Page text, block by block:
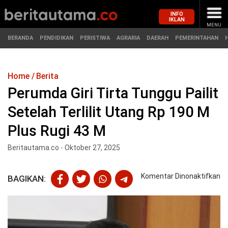
MASUK
BERANDA
PERISTIWA
PENDIDIKAN
HUKUM
INFO
IKLAN
MENU
BERANDA PENDIDIKAN PERISTIWA AGRARIA DAERAH PEMERINTAHAN
Home Berita
Perumda Giri Tirta Tunggu Pailit
Setelah Terlilit Utang Rp 190 M
Plus Rugi 43 M
Beritautama.co - Oktober 27, 2025
BAGIKAN: Komentar Dinonaktifkan